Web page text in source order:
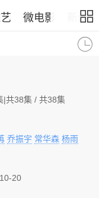
微电影 新闻
|共38集 / 共38集
乔振宇 常华森 杨雨
20